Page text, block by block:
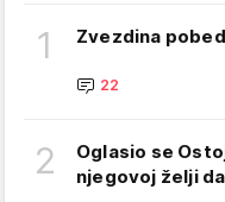
1 Zvezdina
22
2
Oglasio se
njegovoj želji